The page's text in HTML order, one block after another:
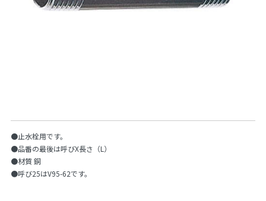
●止水栓用です。
●品番の最後は呼びX長さ（L）
●材質 銅
●呼び25はV95-62です。